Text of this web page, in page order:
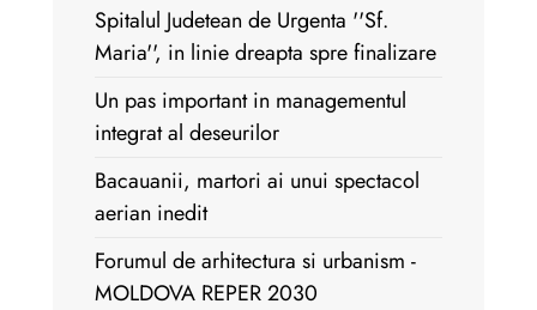
Spitalul Judetean de Urgenta ''Sf.
Maria'', in linie dreapta spre finalizare
Un pas important in managementul
integrat al deseurilor
Bacauanii, martori ai unui spectacol
aerian inedit
Forumul de arhitectura si urbanism -
MOLDOVA REPER 2030